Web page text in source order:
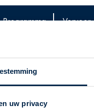
uw privacy
Programma Vervoer
Zwitserland